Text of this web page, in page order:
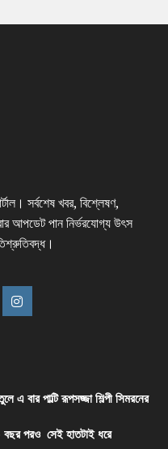
সর্বশেষ খবর, বিশ্লেষণ,
আপডেট পান নির্ভরযোগ্য উৎস
এ বার পাল্টি রূপসজ্জা শিল্পী সিমরনের
বছর পরও সেই হাতটাই ধরে